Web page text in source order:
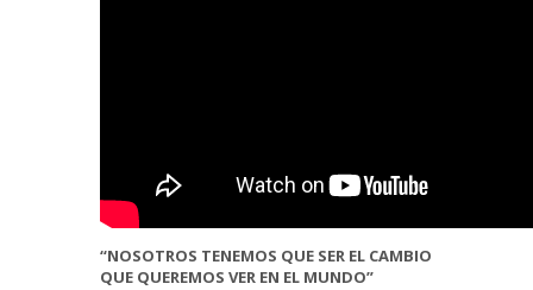
“NOSOTROS TENEMOS QUE SER EL CAMBIO
QUE QUEREMOS VER EN EL MUNDO”